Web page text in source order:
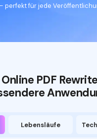
perfekt für jede
PDF
Lebensläufe